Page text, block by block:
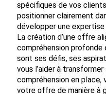
spécifiques de vos
positionner clairement
développer une expertise
La création d’une offre
compréhension
sont ses défis, ses
vous l’aider à
compréhension en
votre offre de manière à